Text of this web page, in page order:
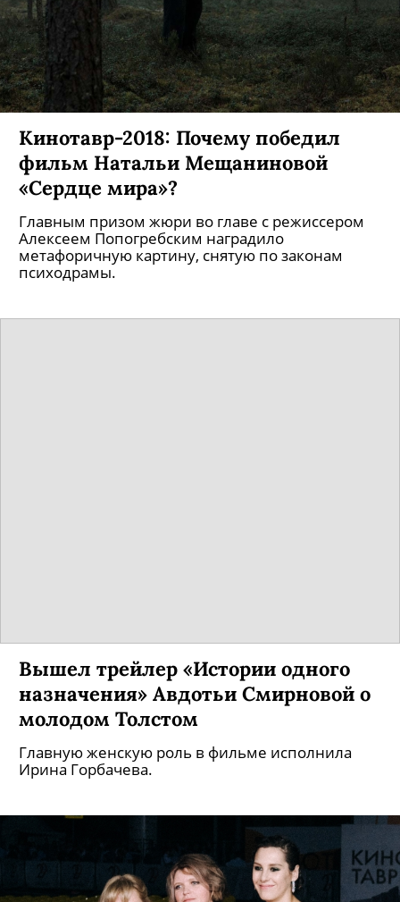
Кинотавр-2018: Почему победил
фильм Натальи Мещаниновой
«Сердце мира»?
Главным призом жюри во главе с режиссером
Алексеем Попогребским наградило
метафоричную картину, снятую по законам
психодрамы.
Вышел трейлер «Истории одного
назначения» Авдотьи Смирновой о
молодом Толстом
Главную женскую роль в фильме исполнила
Ирина Горбачева.